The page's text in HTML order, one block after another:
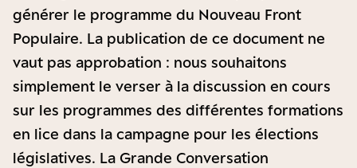
générer le programme du Nouveau Front
Populaire. La publication de ce document ne
vaut pas approbation : nous souhaitons
simplement le verser à la discussion en cours
sur les programmes des différentes formations
en lice dans la campagne pour les élections
législatives. La Grande Conversation